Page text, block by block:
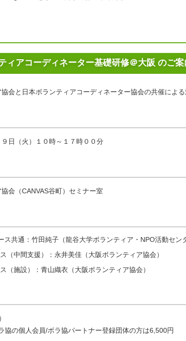
ィアコーディネーター基礎研修＠大阪 のご案
会と日本ボランティアコーディネーター協会の共催による
日（火）１０時～１７時００分
会（CANVAS谷町）セミナー室
ス共通：竹田純子（龍谷大学ボランティア・NPO活動セン
（中間支援）：永井美佳（大阪ボランティア協会）
（施設）：青山織衣（大阪ボランティア協会）
協の個人会員/ボラ協パートナー登録団体の方は6,500円